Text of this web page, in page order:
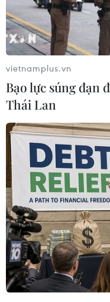
bóng đèn phích
Hà Nội), sáng 14/
VietnamPlus đã có
Nguyễn Văn
(Bộ Tư lệnh Thủ đô).
Thượng tá Bổng
tiến hành xét
khu vực Rạng
“Khu vực bên
trách nhiệm đang
tiếp theo là sẽ xử
lấy mặt bằng hoàn
nhất là phải giải
khu vực sập đổ,”
["Vụ cháy ở công
vietnamplus.vn
Bạo lực súng đạn
Thái Lan